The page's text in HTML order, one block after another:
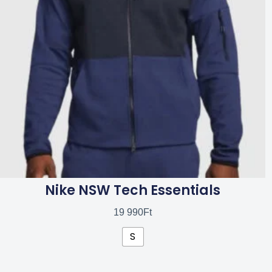
Nike NSW Tech Essentials
19 990Ft
termékoldalon
ki
S